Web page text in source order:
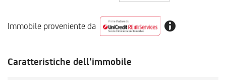
Immobile proveniente da
Caratteristiche dell'immobile